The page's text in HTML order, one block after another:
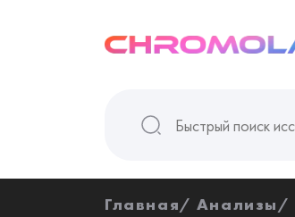
Главная Анализы